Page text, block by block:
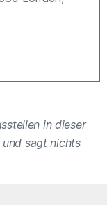
in dieser
sagt nichts